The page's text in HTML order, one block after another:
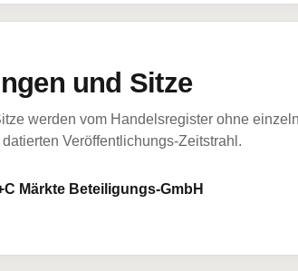
und Sitze
werden vom Handelsregister ohne
Veröffentlichungs-Zeitstrahl.
Märkte Beteiligungs-GmbH